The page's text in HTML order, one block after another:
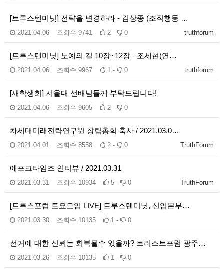
[트루스텐미닛] 전략을 변경하라 - 김상종 (조직행동 …
truthforum
2021.04.06 조회수 9741 2 - 0
[트루스텐미닛] 노예의 길 10장~12장 - 조세현(연…
truthforum
2021.04.06 조회수 9967 1 - 0
[새학생회] 서울대 선배님들께 부탁드립니다!
2021.04.06 조회수 9605 2 - 0
차세대미래전략연구원 창립총회 축사 / 2021.03.0…
TruthForum
2021.04.01 조회수 8558 2 - 0
에포크타임즈 인터뷰 / 2021.03.31
TruthForum
2021.03.31 조회수 10934 5 - 0
[트루스포럼 토요모임 LIVE] 트루스텐미닛, 신임본부…
2021.03.30 조회수 10135 1 - 0
선거에 대한 신뢰는 회복될수 있을까? 트러스트포럼 광주…
2021.03.26 조회수 10135 1 - 0